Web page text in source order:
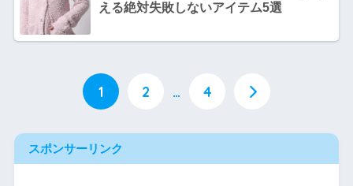
える絶対失敗しないアイテム5選
1 2 … 4
スポンサーリンク